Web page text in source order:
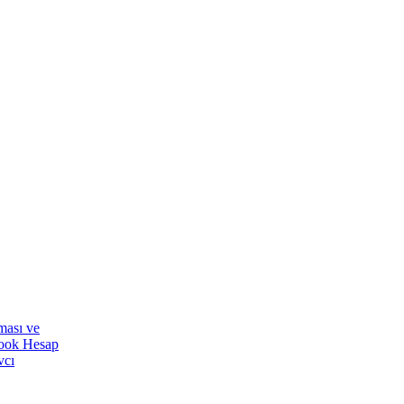
ve
Hesap